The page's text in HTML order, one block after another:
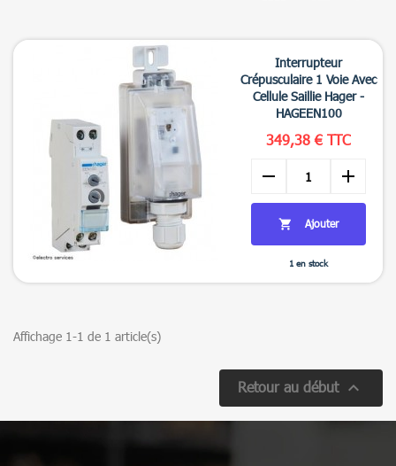
Interrupteur
Crépusculaire 1 Voie Avec
Cellule Saillie Hager -
HAGEEN100
349,38 € TTC
remove add
 Ajouter
1 en stock
Affichage 1-1 de 1 article(s)
Retour au début 